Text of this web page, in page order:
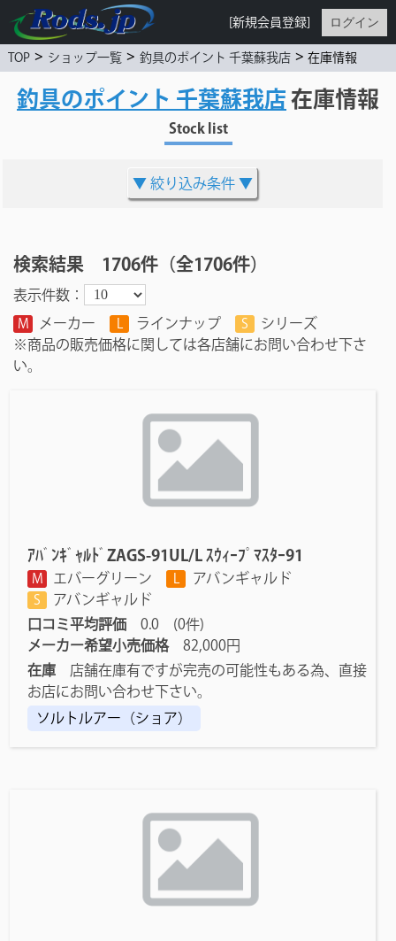
[新規会員登録] ログイン
TOP > ショップ一覧 > 釣具のポイント 千葉蘇我店 > 在庫情報
釣具のポイント 千葉蘇我店 在庫情報
Stock list
絞り込み条件
検索結果 1706件（全1706件）
表示件数：
M メーカー ラインナップ S
シリーズ
※商品の販売価格に関しては各店舗にお問い合わせ下さ
い。
ｱﾊﾞﾝｷﾞｬﾙﾄﾞZAGS-91UL/L ｽｳｨｰﾌﾟﾏｽﾀｰ91
M エバーグリーン アバンギャルド
S
アバンギャルド
口コミ平均評価 0.0 (0件)
メーカー希望小売価格82,000円
在庫 店舗在庫有ですが完売の可能性もある為、直接
お店にお問い合わせ下さい。
ソルトルアー（ショア）